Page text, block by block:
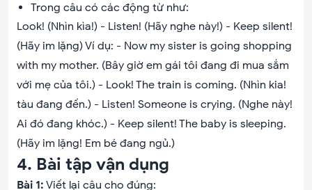
Trong câu có các động từ như:
Look! (Nhìn kìa!) - Listen! (Hãy nghe này!) - Keep silent!
(Hãy im lặng) Ví dụ: - Now my sister is going shopping
with my mother. (Bây giờ em gái tôi đang đi mua sắm
với mẹ của tôi.) - Look! The train is coming. (Nhìn kia!
tàu đang đến.) - Listen! Someone is crying. (Nghe này!
Ai đó đang khóc.) - Keep silent! The baby is sleeping.
(Hãy im lặng! Em bé đang ngủ.)
4. Bài tập vận dụng
Bài 1: Viết lại câu cho đúng: